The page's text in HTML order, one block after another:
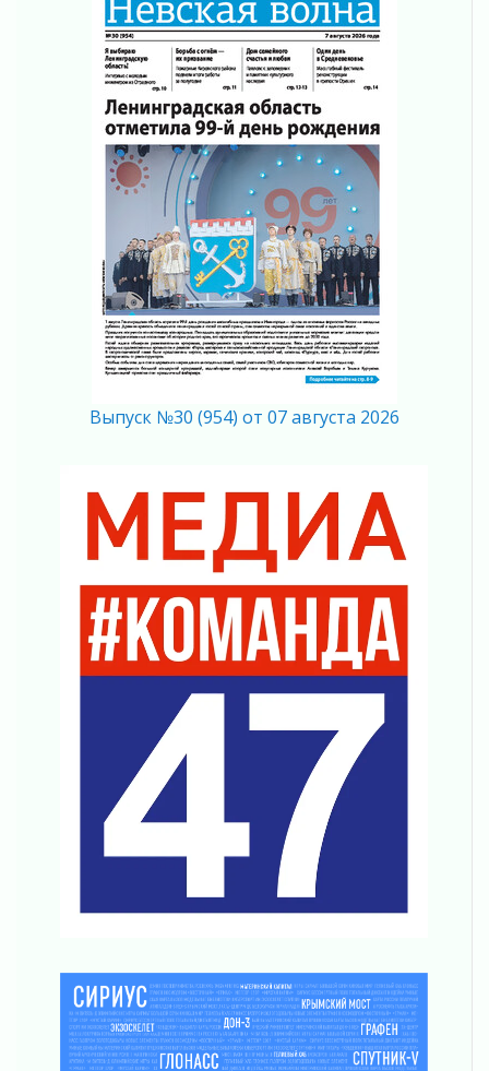
01 августа 2026
В Ленобласти открылась экспозиция к 150-
летию Билибина
01 августа 2026
Лето без гаджетов
01 августа 2026
Болезнь девственниц и вампиров
01 августа 2026
Безмолвный крик о помощи
01 августа 2026
В музей всей семьёй
01 августа 2026
Без заявлений и очередей
01 августа 2026
Не женское это дело...уверены?
Все силы в кулак
Айда на пляж!
01 августа 2026
Один в поле — не воин
01 августа 2026
Пик топливного кризиса в регионе прошёл
31 июля 2026
О мужестве, долге и стойкости
31 июля 2026
Ленинградцы — бойцам «Барс-Ленинградец»
Маршрутами будущего — к заветной цели
«Корвет» на страже
31 июля 2026
Правила для жизни
С рабочим визитом
кораблик Памяти»
31 июля 2026
Новые возможности для творчества
31 июля 2026
Выпуск №30 (954) от 07 августа 2026